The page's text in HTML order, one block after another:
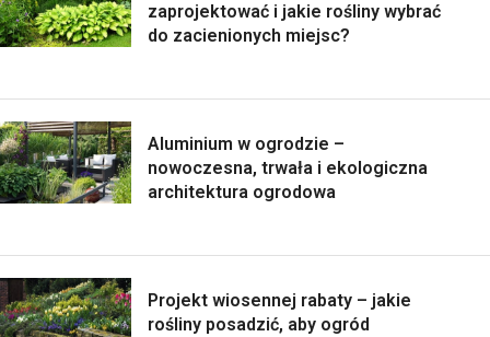
zaprojektować i jakie rośliny wybrać
do zacienionych miejsc?
Aluminium w ogrodzie –
nowoczesna, trwała i ekologiczna
architektura ogrodowa
Projekt wiosennej rabaty – jakie
rośliny posadzić, aby ogród